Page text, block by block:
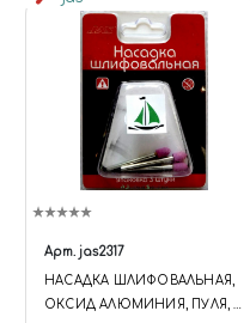
'HTTPS://WWW.GOOGLETAGM
ANAGER.COM/GTM.JS?
ID='+I+DL;F.PARENTNODE.INSER
TBEFORE(J,F); })
(WINDOW,DOCUMENT,'SCRIPT','
DATALAYER','GTM-KMSRFMHS');
{ "@CONTEXT":
"HTTPS://SCHEMA.ORG",
"@TYPE": "STORE", "NAME":
"ЧУДНЫЙ МИР",
"DESCRIPTION": "ИНТЕРНЕТ-
МАСШТАБНЫХ МОДЕЛЕЙ,
КРАСОК, АЭРОГРАФОВ И
Арт. jas2317
НАСАДКА ШЛИФОВАЛЬНАЯ,
ОКСИД АЛЮМИНИЯ, ПУЛЯ, 8